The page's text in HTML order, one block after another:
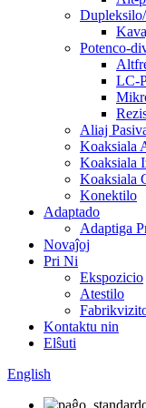
Potenco-
LC-
Aliaj
Koaksiala
Koaksiala
Koaksiala
Konektilo
Adaptado
Adaptiga
Novaĵoj
Pri Ni
Ekspozicio
Atestilo
Kontaktu nin
Elŝuti
English